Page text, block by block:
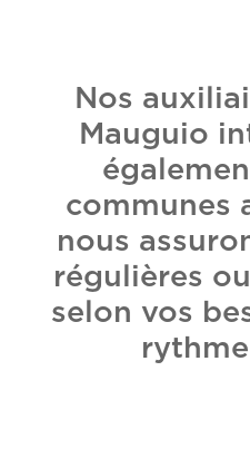
Nos
Mauguio
communes
nous
régulières
selon vos